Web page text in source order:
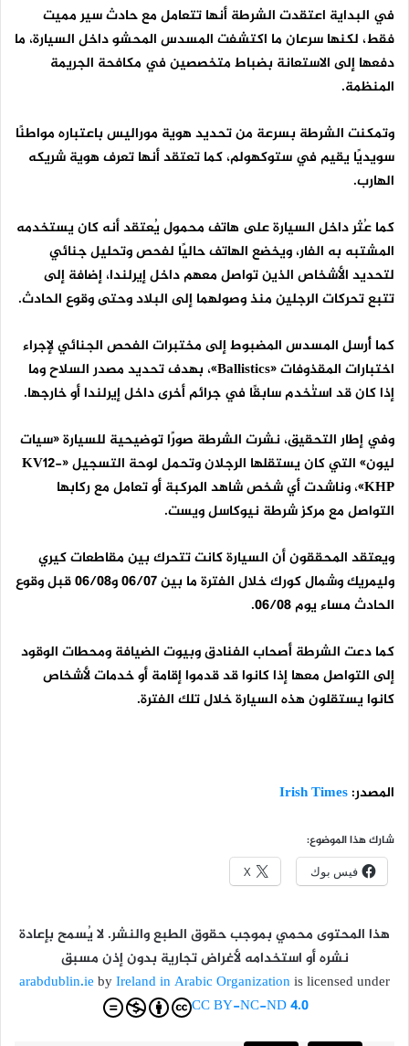
في البداية اعتقدت الشرطة أنها تتعامل مع حادث سير مميت
فقط، لكنها سرعان ما اكتشفت المسدس المحشو داخل السيارة، ما
دفعها إلى الاستعانة بضباط متخصصين في مكافحة الجريمة
المنظمة.
وتمكنت الشرطة بسرعة من تحديد هوية موراليس باعتباره مواطنًا
سويديًا يقيم في ستوكهولم، كما تعتقد أنها تعرف هوية شريكه
الهارب.
كما عُثر داخل السيارة على هاتف محمول يُعتقد أنه كان يستخدمه
المشتبه به الفار، ويخضع الهاتف حاليًا لفحص وتحليل جنائي
لتحديد الأشخاص الذين تواصل معهم داخل إيرلندا، إضافة إلى
تتبع تحركات الرجلين منذ وصولهما إلى البلاد وحتى وقوع الحادث.
كما أُرسل المسدس المضبوط إلى مختبرات الفحص الجنائي لإجراء
اختبارات المقذوفات «Ballistics»، بهدف تحديد مصدر السلاح وما
إذا كان قد استُخدم سابقًا في جرائم أخرى داخل إيرلندا أو خارجها.
وفي إطار التحقيق، نشرت الشرطة صورًا توضيحية للسيارة «سيات
ليون» التي كان يستقلها الرجلان وتحمل لوحة التسجيل «KV12-
KHP»، وناشدت أي شخص شاهد المركبة أو تعامل مع ركابها
التواصل مع مركز شرطة نيوكاسل ويست.
ويعتقد المحققون أن السيارة كانت تتحرك بين مقاطعات كيري
وليمريك وشمال كورك خلال الفترة ما بين 06/07 و06/08 قبل وقوع
الحادث مساء يوم 06/08.
كما دعت الشرطة أصحاب الفنادق وبيوت الضيافة ومحطات الوقود
إلى التواصل معها إذا كانوا قد قدموا إقامة أو خدمات لأشخاص
كانوا يستقلون هذه السيارة خلال تلك الفترة.
المصدر:Irish Times
شارك هذا الموضوع:
فيس بوك X
هذا المحتوى محمي بموجب حقوق الطبع والنشر. لا يُسمح بإعادة
نشره أو استخدامه لأغراض تجارية بدون إذن مسبق
arabdublin.ie byIreland in Arabic Organizationis licensed under
CC BY-NC-ND 4.0